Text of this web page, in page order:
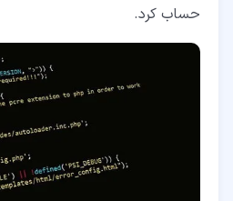
حساب کرد.